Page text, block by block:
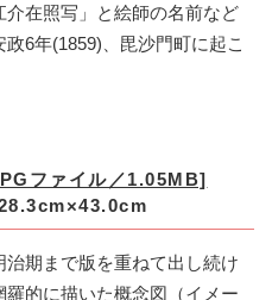
在照写」と絵師の名前など
6年(1859)、毘沙門町に起こ
ファイル／1.05MB]
期まで版を重ねて出し続け
的に描いた概念図（イメー